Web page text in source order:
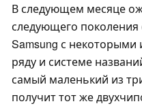
В следующем месяце
следующего поколения
Samsung с
ряду и системе
самый маленький из
получит тот же